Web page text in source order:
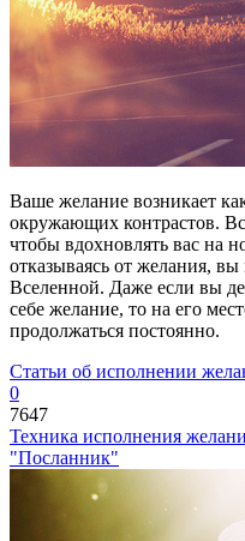
Ваше желание возникает
окружающих контрастов.
чтобы вдохновлять вас на
отказываясь от желания,
Вселенной. Даже если вы
себе желание, то на его
продолжаться постоянно.
Статьи об исполнении
0
7647
Техника исполнения
"Посланник"